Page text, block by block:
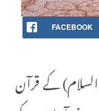
FACEBOOK
کے قرآن